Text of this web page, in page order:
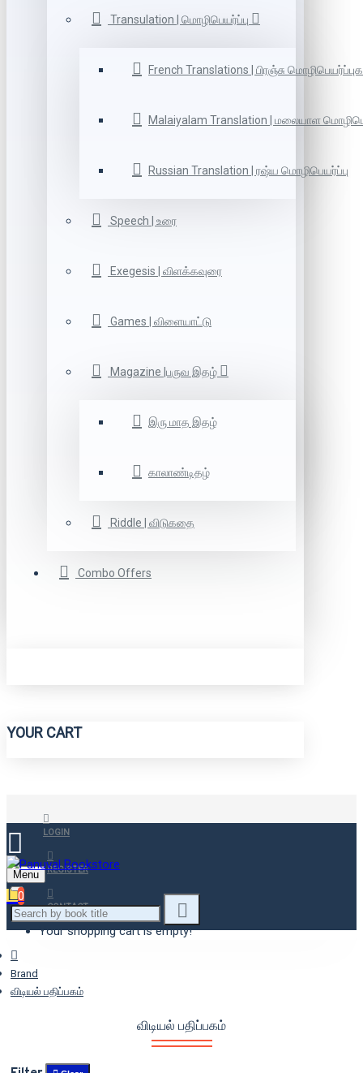
Transulation | மொழிபெயர்ப்பு
French Translations | பிரஞ்சு
Malaiyalam Translation | மலையாள
Russian Translation | ரஷ்ய மொழிபெயர்ப்பு
Speech | உரை
Exegesis | விளக்கவுரை
Games | விளையாட்டு
Magazine |பருவ இதழ்
இரு மாத இதழ்
காலாண்டிதழ்
Riddle | விடுகதை
Combo Offers
YOUR CART
LOGIN
REGISTER
CONTACT
Menu
0
Your shopping cart is empty!
Brand
விடியல் பதிப்பகம்
விடியல் பதிப்பகம்